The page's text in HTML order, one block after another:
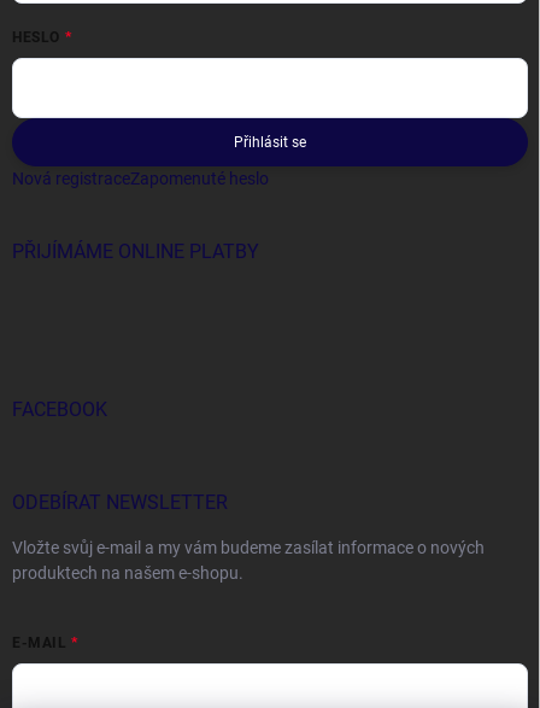
HESLO
Přihlásit se
Nová registraceZapomenuté heslo
PŘIJÍMÁME ONLINE PLATBY
FACEBOOK
ODEBÍRAT NEWSLETTER
Vložte svůj e-mail a my vám budeme zasílat informace o nových
produktech na našem e-shopu.
E-MAIL